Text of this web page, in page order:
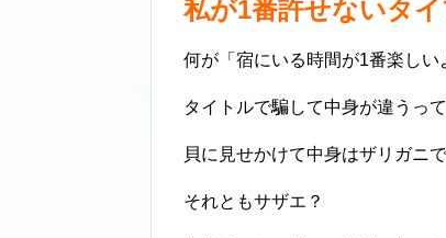
私が1番許せないタイ
何が「宿にいる時間が1番楽しい
タイトルで騙して中身が違うっ
貝に見せかけて中身はザリガニ
それともサザエ？